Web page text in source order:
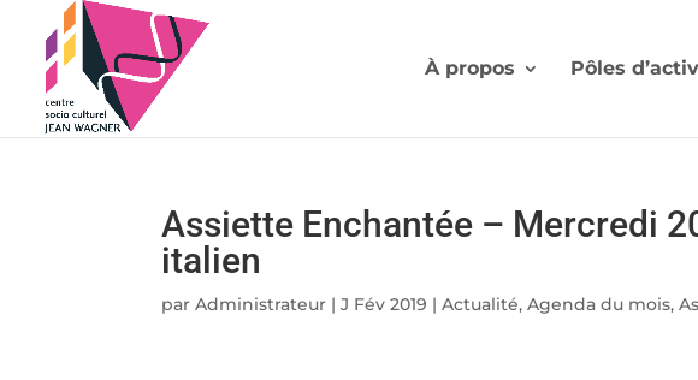
À propos Pôles
Assiette Enchantée – Mercredi
italien
parAdministrateur |J Fév 2019 |Actualité,Agenda du mois,